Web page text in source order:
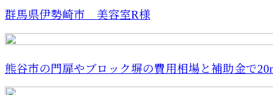
群馬県伊勢崎市 美容室R様
熊谷市の門扉やブロック塀の費用相場と補助金で